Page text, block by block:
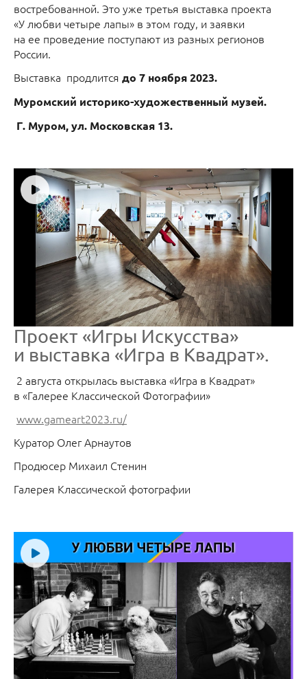
востребованной. Это уже третья выставка проекта
«У любви четыре лапы» в этом году, и заявки
на ее проведение поступают из разных регионов
России.
Выставка продлится до 7 ноября 2023.
Муромский историко-художественный музей.
Г. Муром, ул. Московская 13.
Проект «Игры Искусства»
и выставка «Игра в Квадрат».
2 августа открылась выставка «Игра в Квадрат»
в «Галерее Классической Фотографии»
www.gameart2023.ru/
Куратор Олег Арнаутов
Продюсер Михаил Стенин
Галерея Классической фотографии